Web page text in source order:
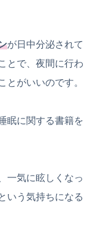
が日中分泌されて
とで、夜間に行わ
とがいいのです。
眠に関する書籍を
一気に眩しくなっ
いう気持ちになる